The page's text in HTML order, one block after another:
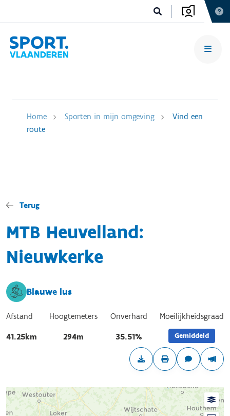
Home Sporten in mijn omgeving
Vind een
route
Terug
MTB Heuvelland:
Nieuwkerke
Blauwe lus
Afstand
41.25km
Hoogtemeters
294m
Onverhard
35.51%
Moeilijkheidsgraad
Gemiddeld